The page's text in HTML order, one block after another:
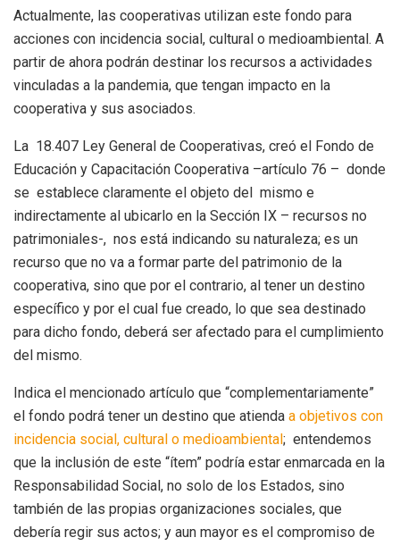
Actualmente, las cooperativas utilizan este fondo para
acciones con incidencia social, cultural o medioambiental. A
partir de ahora podrán destinar los recursos a actividades
vinculadas a la pandemia, que tengan impacto en la
cooperativa y sus asociados.
La 18.407 Ley General de Cooperativas, creó el Fondo de
Educación y Capacitación Cooperativa –artículo 76 – donde
se establece claramente el objeto del mismo e
indirectamente al ubicarlo en la Sección IX – recursos no
patrimoniales-, nos está indicando su naturaleza; es un
recurso que no va a formar parte del patrimonio de la
cooperativa, sino que por el contrario, al tener un destino
específico y por el cual fue creado, lo que sea destinado
para dicho fondo, deberá ser afectado para el cumplimiento
del mismo.
Indica el mencionado artículo que “complementariamente”
el fondo podrá tener un destino que atienda a objetivos con
incidencia social, cultural o medioambiental ; entendemos
que la inclusión de este “ítem” podría estar enmarcada en la
Responsabilidad Social, no solo de los Estados, sino
también de las propias organizaciones sociales, que
debería regir sus actos; y aun mayor es el compromiso de